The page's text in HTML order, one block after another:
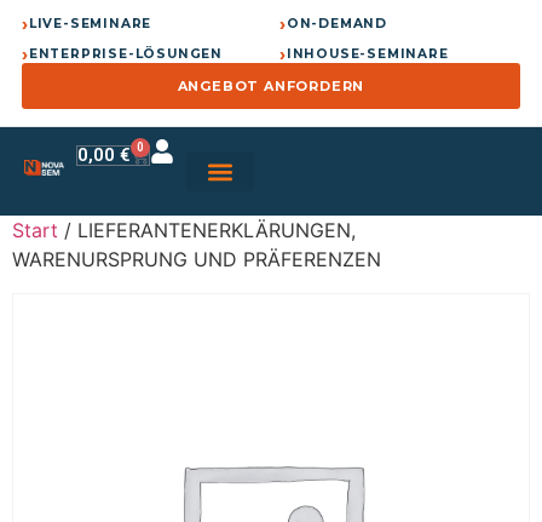
›LIVE-SEMINARE ›ON-DEMAND
›ENTERPRISE-LÖSUNGEN ›INHOUSE-SEMINARE
ANGEBOT ANFORDERN
0,00 € 0
Start / LIEFERANTENERKLÄRUNGEN,
WARENURSPRUNG UND PRÄFERENZEN